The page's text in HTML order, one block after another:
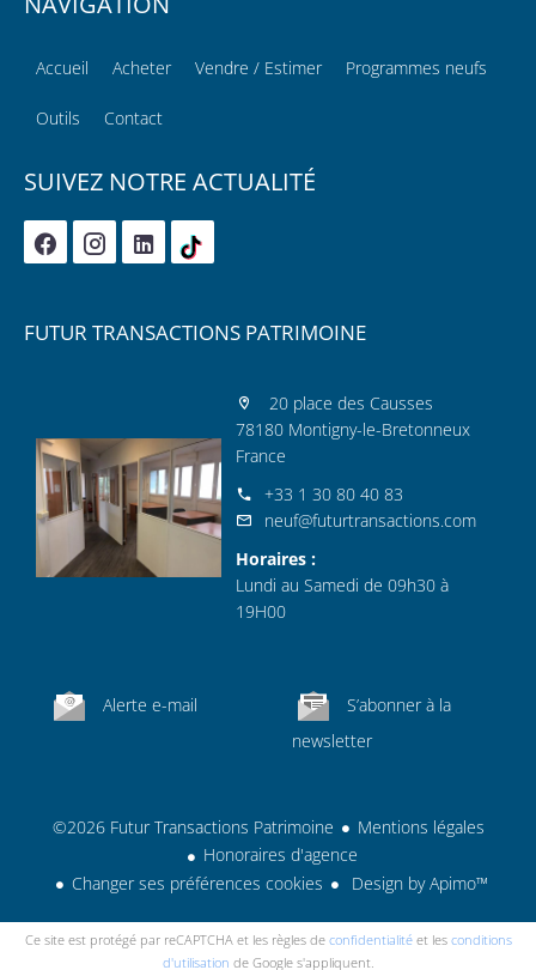
Accueil Acheter Vendre / Estimer Programmes neufs
Outils Contact
SUIVEZ NOTRE ACTUALITÉ
FUTUR TRANSACTIONS PATRIMOINE
20 place des Causses
78180 Montigny-le-Bretonneux
France
+33 1 30 80 40 83
neuf@futurtransactions.com
Horaires :
Lundi au Samedi de 09h30 à
19H00
Alerte e-mail
S’abonner à la
newsletter
©2026 Futur Transactions Patrimoine
Mentions légales
Honoraires d'agence
Changer ses préférences cookies
Design byApimo™
Ce site est protégé par reCAPTCHA et les règles de confidentialitéet les conditions
d'utilisation de Google s'appliquent.